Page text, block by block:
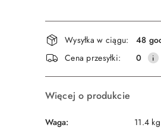
Dostępność
i
dostawa
Wysyłka w ciągu:
48
Cena przesyłki:
0
Więcej o produkcie
Waga: 11.4 kg